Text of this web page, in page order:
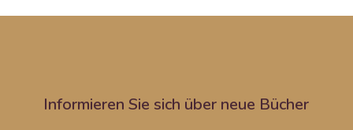
Informieren Sie sich über neue Bücher